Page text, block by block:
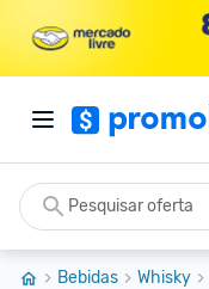
Bebidas Whisky